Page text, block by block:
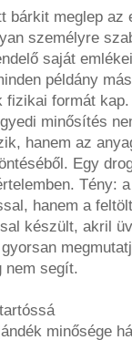
bárkit meglep az
személyre
saját
példány
fizikai formát kap.
minősítés
hanem az
Egy
Tény:
hanem a
készült, akril
nem segít.
minősége